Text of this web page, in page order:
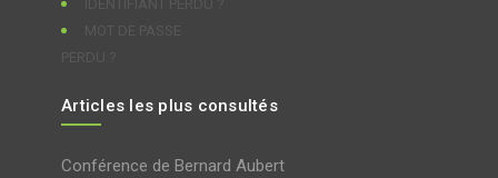
Articles les plus consultés
Conférence de Bernard Aubert